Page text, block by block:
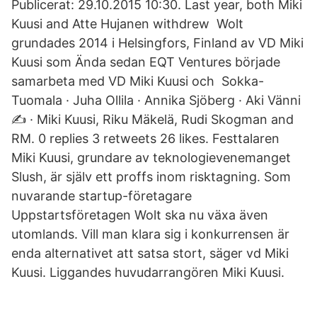
Publicerat: 29.10.2015 10:30. Last year, both Miki
Kuusi and Atte Hujanen withdrew Wolt
grundades 2014 i Helsingfors, Finland av VD Miki
Kuusi som Ända sedan EQT Ventures började
samarbeta med VD Miki Kuusi och Sokka-
Tuomala · Juha Ollila · Annika Sjöberg · Aki Vänni
✍️ · Miki Kuusi, Riku Mäkelä, Rudi Skogman and
RM. 0 replies 3 retweets 26 likes. Festtalaren
Miki Kuusi, grundare av teknologievenemanget
Slush, är själv ett proffs inom risktagning. Som
nuvarande startup-företagare
Uppstartsföretagen Wolt ska nu växa även
utomlands. Vill man klara sig i konkurrensen är
enda alternativet att satsa stort, säger vd Miki
Kuusi. Liggandes huvudarrangören Miki Kuusi.